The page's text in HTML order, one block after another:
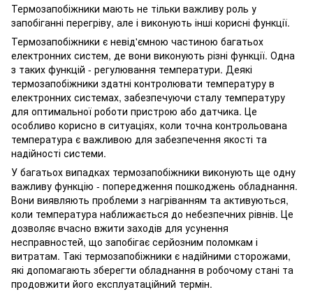
Термозапобіжники мають не тільки важливу роль у
запобіганні перегріву, але і виконують інші корисні функції.
Термозапобіжники є невід'ємною частиною багатьох
електронних систем, де вони виконують різні функції. Одна
з таких функцій - регулювання температури. Деякі
термозапобіжники здатні контролювати температуру в
електронних системах, забезпечуючи сталу температуру
для оптимальної роботи пристрою або датчика. Це
особливо корисно в ситуаціях, коли точна контрольована
температура є важливою для забезпечення якості та
надійності системи.
У багатьох випадках термозапобіжники виконують ще одну
важливу функцію - попередження пошкоджень обладнання.
Вони виявляють проблеми з нагріванням та активуються,
коли температура наближається до небезпечних рівнів. Це
дозволяє вчасно вжити заходів для усунення
несправностей, що запобігає серйозним поломкам і
витратам. Такі термозапобіжники є надійними сторожами,
які допомагають зберегти обладнання в робочому стані та
продовжити його експлуатаційний термін.